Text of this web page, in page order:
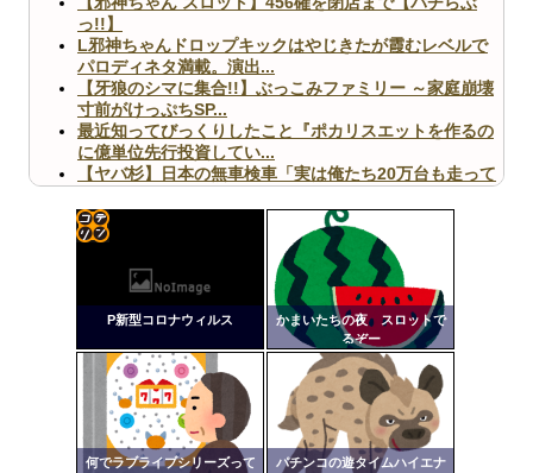
っ!!】
L邪神ちゃんドロップキックはやじきたが霞むレベルで
パロディネタ満載。演出...
【牙狼のシマに集合!!】ぶっこみファミリー ～家庭崩壊
寸前がけっぷちSP...
最近知ってびっくりしたこと『ポカリスエットを作るの
に億単位先行投資してい...
【ヤバ杉】日本の無車検車「実は俺たち20万台も走って
【閲覧注意】俺が近くにいると機械が壊れるんだけどさ
【画像】ペプシコーラ社、「こういうのでいいんだよ」
Powered by livedoor 相互RSS
P新型コロナウィルス
かまいたちの夜 スロットで
るぞー
何でラブライブシリーズって
パチンコの遊タイムハイエナ
更新